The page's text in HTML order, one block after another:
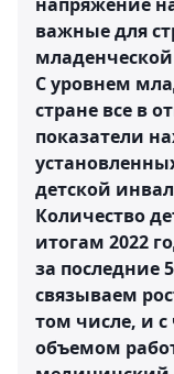
важные для
С уровнем
стране все в
показатели
детской
Количество
итогам 2022
за последние
связываем
том числе, и
объемом